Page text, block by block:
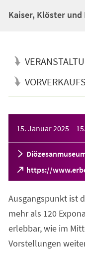
Kaiser, Klöster
15. Januar 2025–
https://
(Öffnet
in
neuen
Tab)
Ausgangspunkt ist
mehr als 120
erlebbar, wie im
Vorstellungen